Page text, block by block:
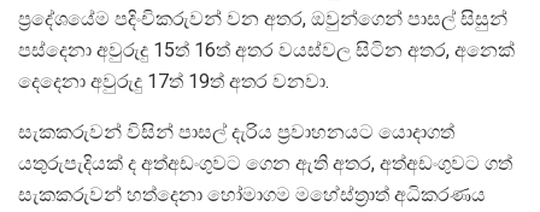
ප්‍රදේශයේම පදිංචිකරුවන් වන අතර, ඔවුන්ගෙන් පාසල් සිසුන්
පස්දෙනා අවුරුදු 15ත් 16ත් අතර වයස්වල සිටින අතර, අනෙක්
දෙදෙනා අවුරුදු 17ත් 19ත් අතර වනවා.
සැකකරුවන් විසින් පාසල් දැරිය ප්‍රවාහනයට යොදාගත්
යතුරුපැදියක් ද අත්අඩංගුවට ගෙන ඇති අතර, අත්අඩංගුවට ගත්
සැකකරුවන් හත්දෙනා හෝමාගම මහේස්ත්‍රාත් අධිකරණය